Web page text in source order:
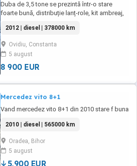
Duba de 3,5 tone se prezintă într-o stare
foarte bună, distribuție lanț-role, kit ambreaj,
Motor foarte fiabil, lipsă consum ulei,
întreținută, merită văzută! Preț ușor negociabil,
doresc seriozitate în apeluri!
2012 | diesel | 378000 km
Ovidiu, Constanta
5 august
8 900 EUR
Mercedez vito 8+1
Vand mercedez vito 8+1 din 2010 stare f buna
2010 | diesel | 565000 km
Oradea, Bihor
5 august
5,900 EUR